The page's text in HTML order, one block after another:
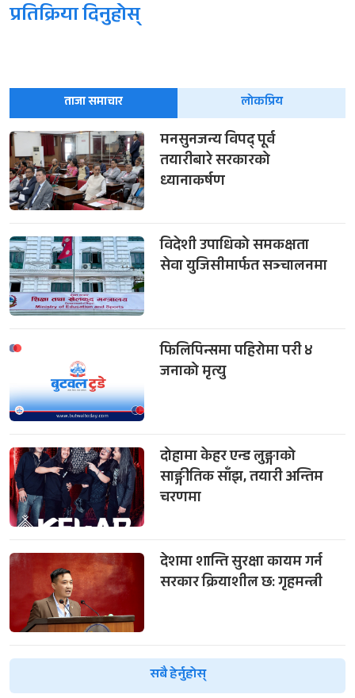
प्रतिक्रिया दिनुहोस्
ताजा समाचार लोकप्रिय
मनसुनजन्य विपद् पूर्व
तयारीबारे सरकारको
ध्यानाकर्षण
विदेशी उपाधिको समकक्षता
सेवा युजिसीमार्फत सञ्चालनमा
फिलिपिन्समा पहिरोमा परी ४
जनाको मृत्यु
दोहामा केहर एन्ड लुङ्गाको
साङ्गीतिक साँझ, तयारी अन्तिम
चरणमा
देशमा शान्ति सुरक्षा कायम गर्न
सरकार क्रियाशील छ: गृहमन्त्री
सबै हेर्नुहोस्